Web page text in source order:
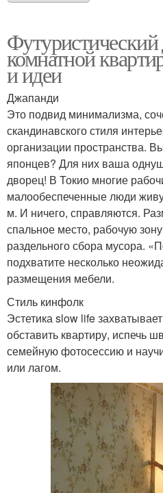
Футуристический
комнатной
и идеи
Джапанди
Это подвид минимализма,
скандинавского стиля
организации пространства.
японцев? Для них ваша
дворец! В Токио многие
малообеспеченные люди
м. И ничего, справляются.
спальное место, рабочую
раздельного сбора мусора.
подхватите несколько
размещения мебели.
Стиль кинфолк
Эстетика slow life
обставить квартиру, испечь
семейную фотосессию и
или лагом.